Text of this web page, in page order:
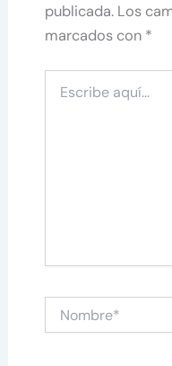
publicada. Los
marcados con *
aquí...